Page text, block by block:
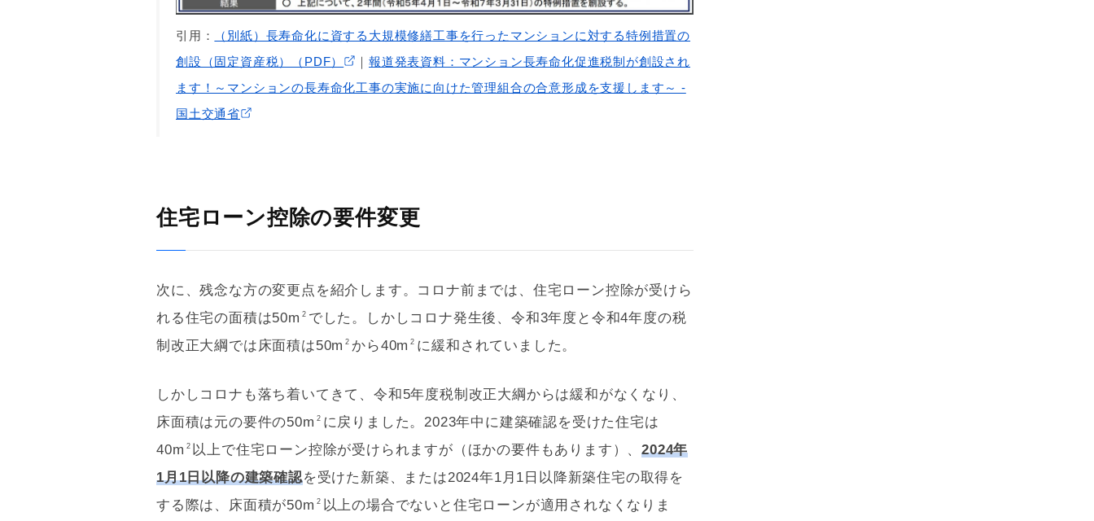
引用：
（別紙）長寿命化に資する大規模修繕工事を行ったマンションに対する特例措置の
創設（固定資産税）（PDF）
｜報道発表資料：マンション長寿命化促進税制が創設され
ます！～マンションの長寿命化工事の実施に向けた管理組合の合意形成を支援します～ -
国土交通省
住宅ローン控除の要件変更
次に、残念な方の変更点を紹介します。コロナ前までは、 住宅ローン控除が受けら
れる住宅の面積は50m 2 でした。しかしコロナ発生後、令和3年度と令和4年度の税
制改正大綱では床面積は50m 2 から40m 2 に緩和されていました。
しかしコロナも落ち着いてきて、令和5年度税制改正大綱からは緩和がなくなり、
床面積は元の要件の50m 2 に戻りました。2023年中に建築確認を受けた住宅は
40m 2 以上で住宅ローン控除が受けられますが（ほかの要件もあります）、2024年
1月1日以降の建築確認を受けた新築、または2024年1月1日以降新築住宅の取得を
する際は、床面積が50m 2 以上の場合でないと 住宅ローンが適用されなくなりま